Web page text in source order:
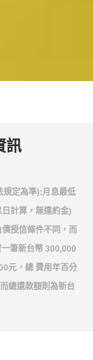
訊
規定為準):月息最低
計算，無違約金)
授信條件不同，而
筆新台幣 300,000
元，總 費用年百分
總還款額則為新台